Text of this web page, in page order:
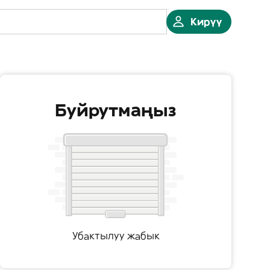
Кирүү
Буйрутмаңыз
Убактылуу жабык